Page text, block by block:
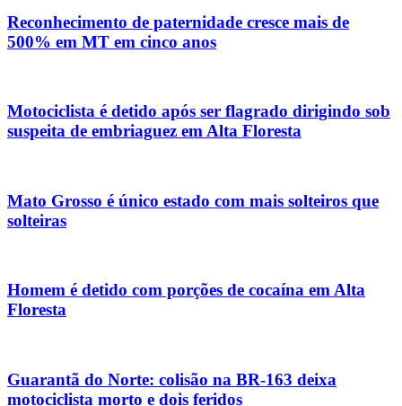
Reconhecimento de paternidade cresce mais de
500% em MT em cinco anos
Motociclista é detido após ser flagrado dirigindo sob
suspeita de embriaguez em Alta Floresta
Mato Grosso é único estado com mais solteiros que
solteiras
Homem é detido com porções de cocaína em Alta
Floresta
Guarantã do Norte: colisão na BR-163 deixa
motociclista morto e dois feridos